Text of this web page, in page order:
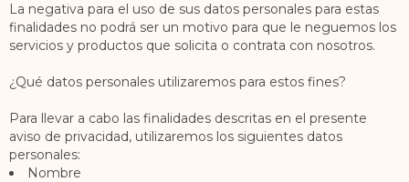
La negativa para el uso de sus datos personales para estas
finalidades no podrá ser un motivo para que le neguemos los
servicios y productos que solicita o contrata con nosotros.
¿Qué datos personales utilizaremos para estos fines?
Para llevar a cabo las finalidades descritas en el presente
aviso de privacidad, utilizaremos los siguientes datos
personales:
Nombre